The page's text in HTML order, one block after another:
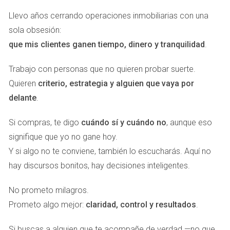
lleva tiempo defendiendo con claridad: el patrimonio serio
no se protege solo con buenos activos; se protege con
estructura, criterio y geografía. No basta con tener
lógica patrimonial las mantienes.
Por qué Florida ya no ofrece las
10 años
Hace una década, invertir en Florida podía darte una
combinación extraordinaria de entrada razonable, alta
demanda y recorrido alcista. Había margen. Había
ineficiencias. Había zonas con potencial evidente y precios
todavía asumibles para el inversor que llegaba pronto. Hoy
Llevo años cerrando operaciones inmobiliarias con una
sola obsesión:
que mis clientes ganen tiempo, dinero y tranquilidad.
Trabajo con personas que no quieren probar suerte.
Quieren criterio, estrategia y alguien que vaya por
delante.
Si compras, te digo cuándo sí y cuándo no, aunque eso
signifique que yo no gane hoy.
Y si algo no te conviene, también lo escucharás. Aquí no
hay discursos bonitos, hay decisiones inteligentes.
No prometo milagros.
Prometo algo mejor: claridad, control y resultados.